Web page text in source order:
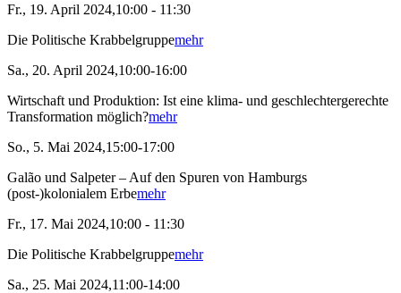
Fr., 19. April 2024,10:00 - 11:30
Die Politische Krabbelgruppemehr
Sa., 20. April 2024,10:00-16:00
Wirtschaft und Produktion: Ist eine klima- und geschlechtergerechte
Transformation möglich?mehr
So., 5. Mai 2024,15:00-17:00
Galão und Salpeter – Auf den Spuren von Hamburgs
(post-)kolonialem Erbemehr
Fr., 17. Mai 2024,10:00 - 11:30
Die Politische Krabbelgruppemehr
Sa., 25. Mai 2024,11:00-14:00